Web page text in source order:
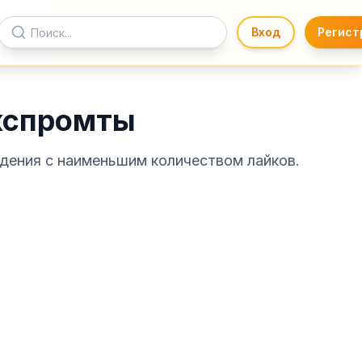
Вход
с наименьшим количеством лайков.